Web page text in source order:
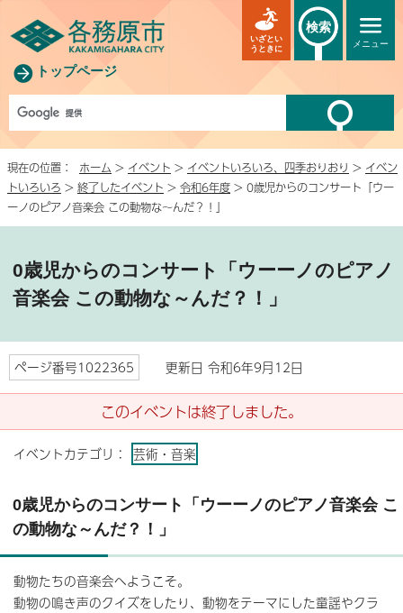
トップページ
メニュー
いざとい
うときに
検索
現在の位置： ホーム > イベント > イベントいろいろ、四季おりおり > イベン
トいろいろ > 終了したイベント > 令和6年度 > 0歳児からのコンサート「ウー
ーノのピアノ音楽会 この動物な～んだ？！」
0歳児からのコンサート「ウーーノのピアノ
音楽会 この動物な～んだ？！」
ページ番号1022365 更新日 令和6年9月12日
このイベントは終了しました。
イベントカテゴリ： 芸術・音楽
0歳児からのコンサート「ウーーノのピアノ音楽会 こ
の動物な～んだ？！」
動物たちの音楽会へようこそ。
動物の鳴き声のクイズをしたり、動物をテーマにした童謡やクラ